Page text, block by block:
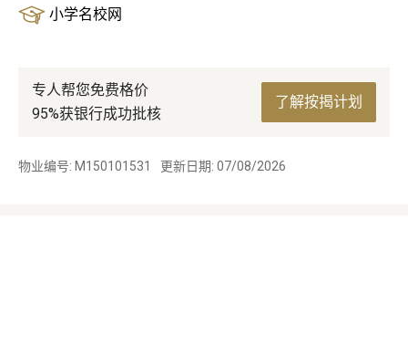
小学名校网
专人帮您免费格价
95%获银行成功批核
了解按揭计划
物业编号: M150101531 更新日期: 07/08/2026